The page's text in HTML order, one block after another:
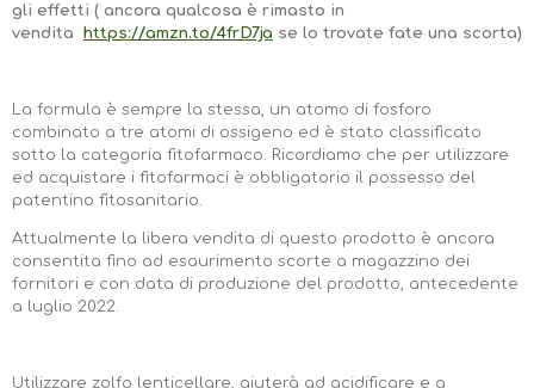
gli effetti ( ancora qualcosa è rimasto in
vendita https://amzn.to/4frD7ja se lo trovate fate una scorta)
La formula è sempre la stessa, un atomo di fosforo
combinato a tre atomi di ossigeno ed è stato classificato
sotto la categoria fitofarmaco. Ricordiamo che per utilizzare
ed acquistare i fitofarmaci è obbligatorio il possesso del
patentino fitosanitario.
Attualmente la libera vendita di questo prodotto è ancora
consentita fino ad esaurimento scorte a magazzino dei
fornitori e con data di produzione del prodotto, antecedente
a luglio 2022.
Utilizzare zolfo lenticellare, aiuterà ad acidificare e a